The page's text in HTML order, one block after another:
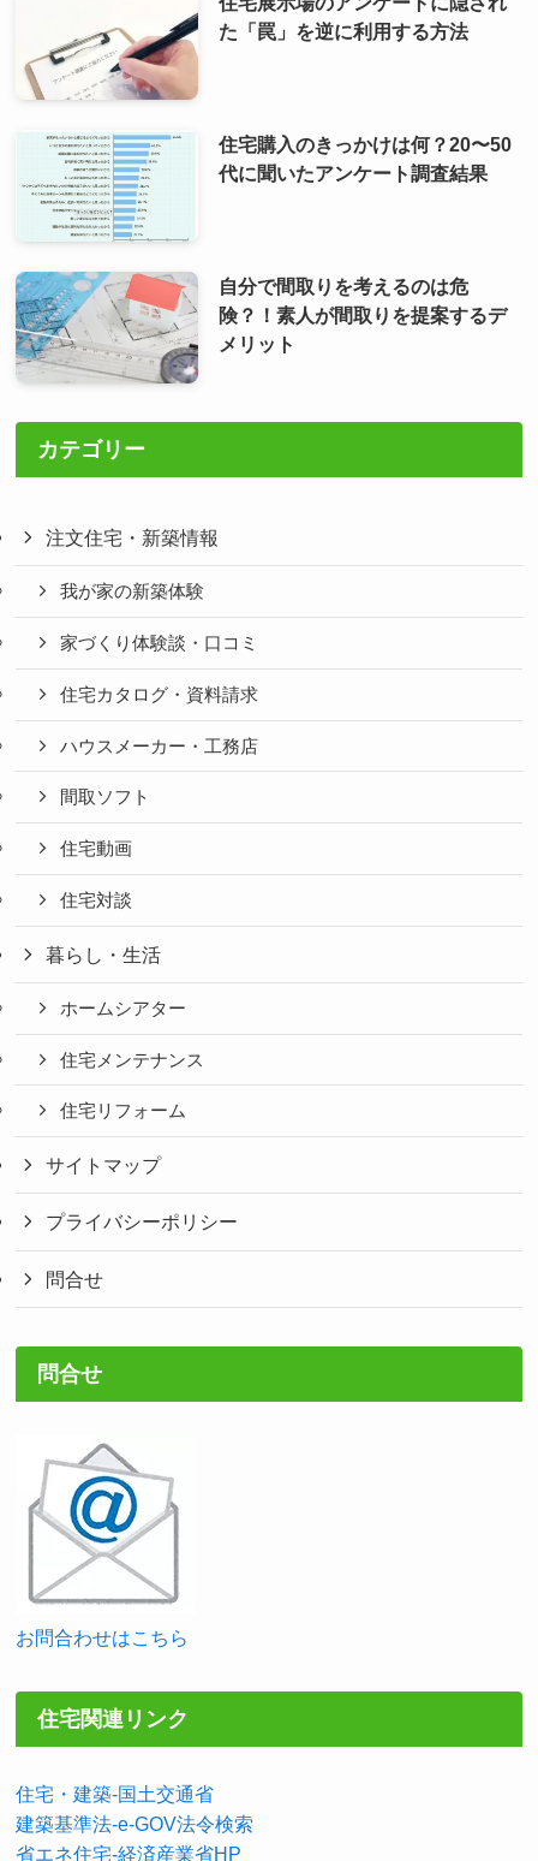
た「罠」を逆に利用する方法
住宅購入のきっかけは何？20〜50
代に聞いたアンケート調査結果
自分で間取りを考えるのは危
険？！素人が間取りを提案するデ
メリット
カテゴリー
注文住宅・新築情報
我が家の新築体験
家づくり体験談・口コミ
住宅カタログ・資料請求
ハウスメーカー・工務店
間取ソフト
住宅動画
住宅対談
暮らし・生活
ホームシアター
住宅メンテナンス
住宅リフォーム
サイトマップ
プライバシーポリシー
問合せ
問合せ
お問合わせはこちら
住宅関連リンク
住宅・建築-国土交通省
建築基準法-e-GOV法令検索
省エネ住宅-経済産業省HP